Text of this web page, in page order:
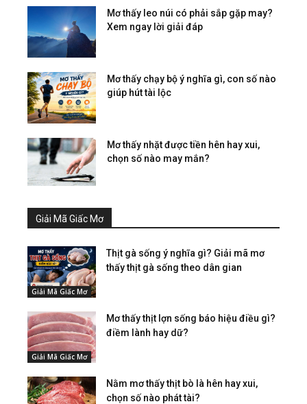
Mơ thấy leo núi có phải sắp gặp may?
Xem ngay lời giải đáp
Mơ thấy chạy bộ ý nghĩa gì, con số nào
giúp hút tài lộc
Mơ thấy nhặt được tiền hên hay xui,
chọn số nào may mắn?
Giải Mã Giấc Mơ
Giải Mã Giấc Mơ
Thịt gà sống ý nghĩa gì? Giải mã mơ
thấy thịt gà sống theo dân gian
Giải Mã Giấc Mơ
Mơ thấy thịt lợn sống báo hiệu điều gì?
điềm lành hay dữ?
Nằm mơ thấy thịt bò là hên hay xui,
chọn số nào phát tài?